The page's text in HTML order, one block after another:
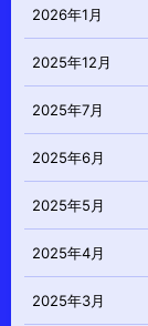
2026年1月
2025年12月
2025年7月
2025年6月
2025年5月
2025年4月
2025年3月